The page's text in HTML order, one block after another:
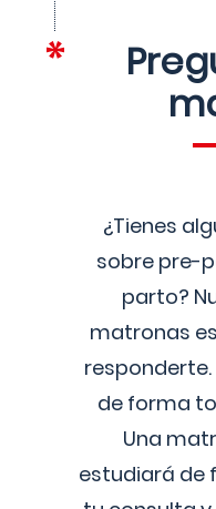
¿Tienes
sobre pre-
parto?
matronas
de forma
Una
estudiará de